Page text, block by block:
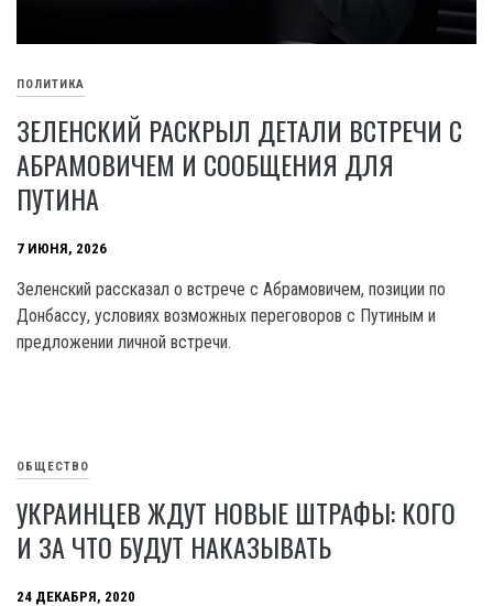
ПОЛИТИКА
ЗЕЛЕНСКИЙ РАСКРЫЛ ДЕТАЛИ ВСТРЕЧИ С
АБРАМОВИЧЕМ И СООБЩЕНИЯ ДЛЯ
ПУТИНА
7 ИЮНЯ, 2026
Зеленский рассказал о встрече с Абрамовичем, позиции по
Донбассу, условиях возможных переговоров с Путиным и
предложении личной встречи.
ОБЩЕСТВО
УКРАИНЦЕВ ЖДУТ НОВЫЕ ШТРАФЫ: КОГО
И ЗА ЧТО БУДУТ НАКАЗЫВАТЬ
24 ДЕКАБРЯ, 2020